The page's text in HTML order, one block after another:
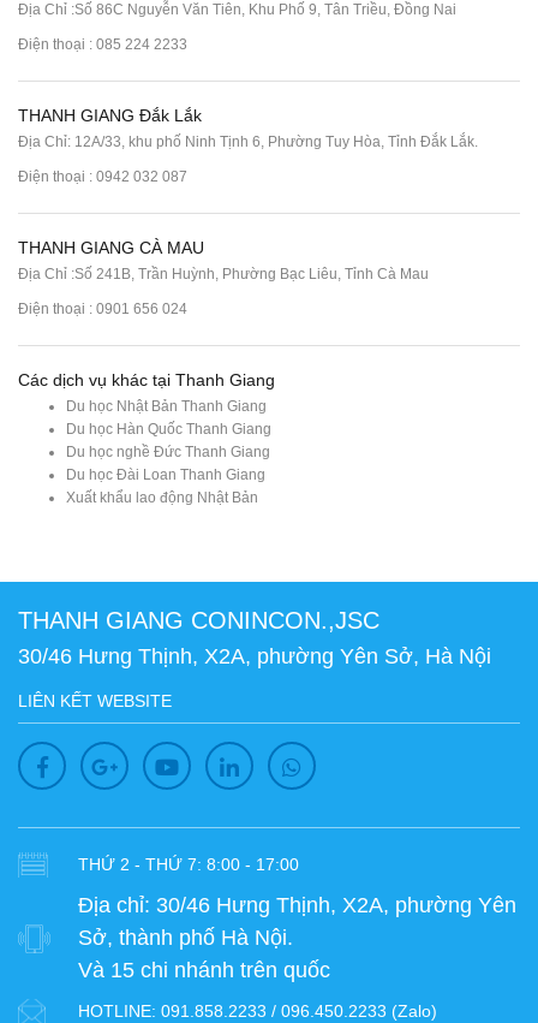
Địa Chỉ :Số 86C Nguyễn Văn Tiên, Khu Phố 9, Tân Triều, Đồng Nai
Điện thoại : 085 224 2233
THANH GIANG Đắk Lắk
Địa Chỉ: 12A/33, khu phố Ninh Tịnh 6, Phường Tuy Hòa, Tỉnh Đắk Lắk.
Điện thoại : 0942 032 087
THANH GIANG CÀ MAU
Địa Chỉ :Số 241B, Trần Huỳnh, Phường Bạc Liêu, Tỉnh Cà Mau
Điện thoại : 0901 656 024
Các dịch vụ khác tại Thanh Giang
Du học Nhật Bản Thanh Giang
Du học Hàn Quốc Thanh Giang
Du học nghề Đức Thanh Giang
Du học Đài Loan Thanh Giang
Xuất khẩu lao động Nhật Bản
THANH GIANG CONINCON.,JSC
30/46 Hưng Thịnh, X2A, phường Yên Sở, Hà Nội
LIÊN KẾT WEBSITE
THỨ 2 - THỨ 7: 8:00 - 17:00
Địa chỉ: 30/46 Hưng Thịnh, X2A, phường Yên
Sở, thành phố Hà Nội.
Và 15 chi nhánh trên quốc
HOTLINE: 091.858.2233 / 096.450.2233 (Zalo)